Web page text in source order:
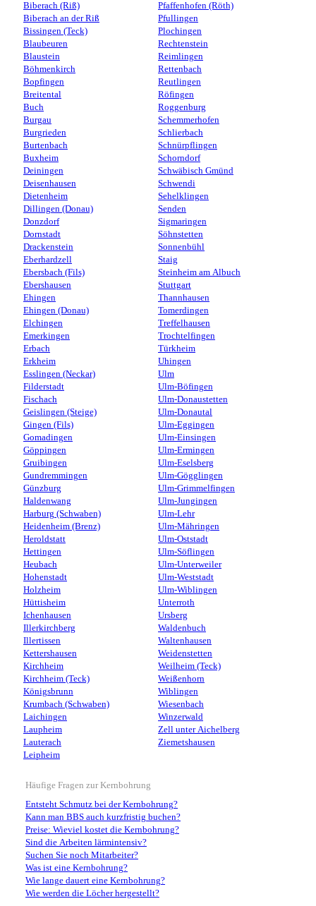
Biberach (Riß)
Biberach an der Riß
Bissingen (Teck)
Blaubeuren
Blaustein
Böhmenkirch
Bopfingen
Breitental
Buch
Burgau
Burgrieden
Burtenbach
Buxheim
Deiningen
Deisenhausen
Dietenheim
Dillingen (Donau)
Donzdorf
Dornstadt
Drackenstein
Eberhardzell
Ebersbach (Fils)
Ebershausen
Ehingen
Ehingen (Donau)
Elchingen
Emerkingen
Erbach
Erkheim
Esslingen (Neckar)
Filderstadt
Fischach
Geislingen (Steige)
Gingen (Fils)
Gomadingen
Göppingen
Gruibingen
Gundremmingen
Günzburg
Haldenwang
Harburg (Schwaben)
Heidenheim (Brenz)
Heroldstatt
Hettingen
Heubach
Hohenstadt
Holzheim
Hüttisheim
Ichenhausen
Illerkirchberg
Illertissen
Kettershausen
Kirchheim
Kirchheim (Teck)
Königsbrunn
Krumbach (Schwaben)
Laichingen
Laupheim
Lauterach
Leipheim
Pfaffenhofen (Röth)
Pfullingen
Plochingen
Rechtenstein
Reimlingen
Rettenbach
Reutlingen
Röfingen
Roggenburg
Schemmerhofen
Schlierbach
Schnürpflingen
Schorndorf
Schwäbisch Gmünd
Schwendi
Sehelklingen
Senden
Sigmaringen
Söhnstetten
Sonnenbühl
Staig
Steinheim am Albuch
Stuttgart
Thannhausen
Tomerdingen
Treffelhausen
Trochtelfingen
Türkheim
Uhingen
Ulm
Ulm-Böfingen
Ulm-Donaustetten
Ulm-Donautal
Ulm-Eggingen
Ulm-Einsingen
Ulm-Ermingen
Ulm-Eselsberg
Ulm-Gögglingen
Ulm-Grimmelfingen
Ulm-Jungingen
Ulm-Lehr
Ulm-Mähringen
Ulm-Oststadt
Ulm-Söflingen
Ulm-Unterweiler
Ulm-Weststadt
Ulm-Wiblingen
Unterroth
Ursberg
Waldenbuch
Waltenhausen
Weidenstetten
Weilheim (Teck)
Weißenhorn
Wiblingen
Wiesenbach
Winzerwald
Zell unter Aichelberg
Ziemetshausen
Häufige Fragen zur Kernbohrung
Entsteht Schmutz bei der Kernbohrung?
Kann man BBS auch kurzfristig buchen?
Preise: Wieviel kostet die Kernbohrung?
Sind die Arbeiten lärmintensiv?
Suchen Sie noch Mitarbeiter?
Was ist eine Kernbohrung?
Wie lange dauert eine Kernbohrung?
Wie werden die Löcher hergestellt?